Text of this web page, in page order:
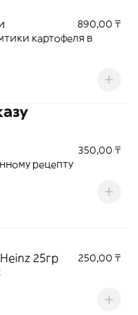
890,00 ₸
картофеля в
350,00 ₸
рецепту
25гр
250,00 ₸